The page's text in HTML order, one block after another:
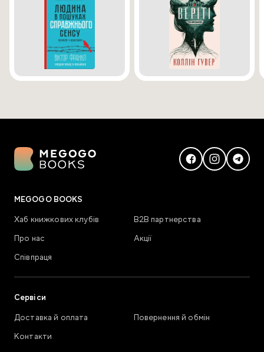
MEGOGO BOOKS
Хаб книжкових клубів
В2В партнерства
Про нас
Акції
Співпраця
Сервіси
Доставка й оплата
Повернення й обмін
Контакти